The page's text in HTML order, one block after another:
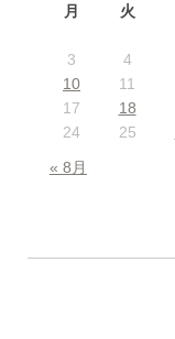
月 火
« 8月
3
4
10
11
17
18
24
25